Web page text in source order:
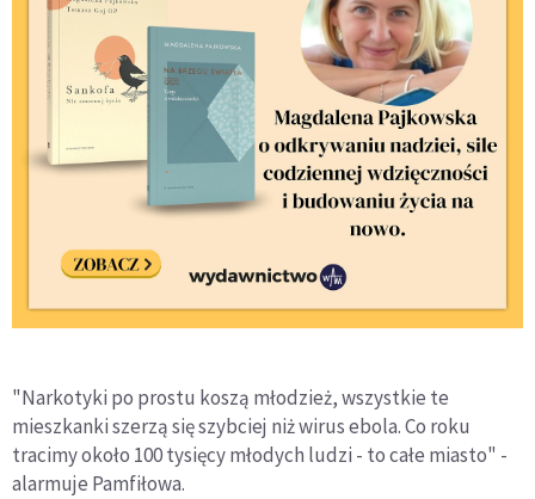
"Narkotyki po prostu koszą młodzież, wszystkie te
mieszkanki szerzą się szybciej niż wirus ebola. Co roku
tracimy około 100 tysięcy młodych ludzi - to całe miasto" -
alarmuje Pamfiłowa.